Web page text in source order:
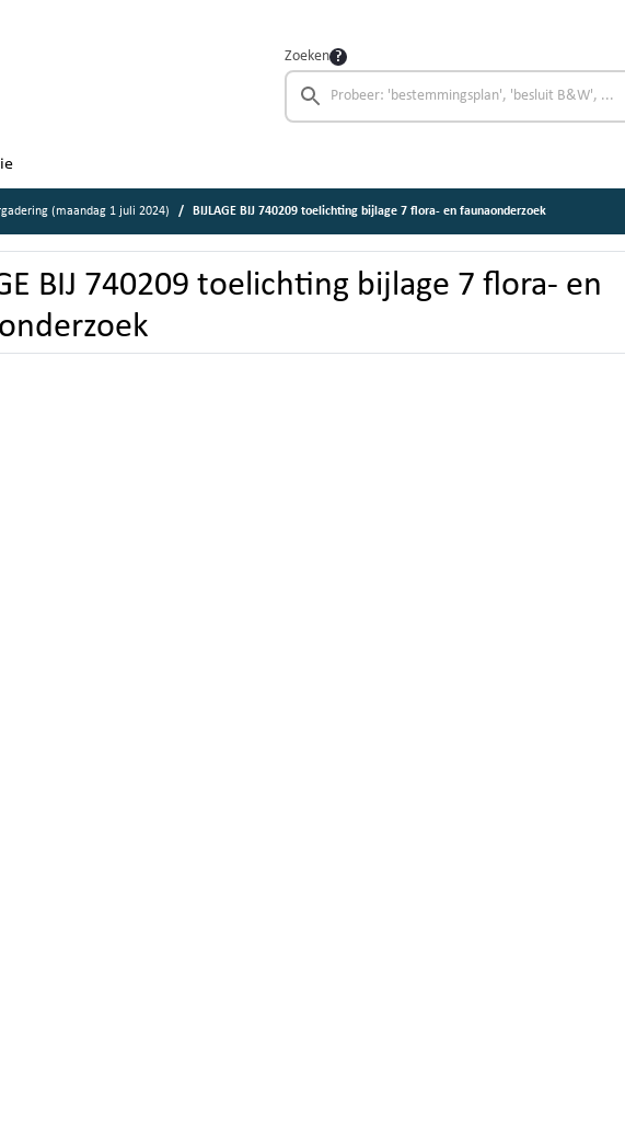
Zoeken
(maandag 1 juli 2024) BIJLAGE BIJ 740209 toelichting bijlage 7 flora- en faunaonderzoek
BIJ 740209 toelichting bijlage 7 flora- en